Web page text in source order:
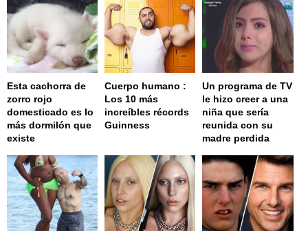
Esta cachorra de
zorro rojo
domesticado es lo
más dormilón que
existe
Cuerpo humano :
Los 10 más
increíbles récords
Guinness
Un programa de TV
le hizo creer a una
niña que sería
reunida con su
madre perdida